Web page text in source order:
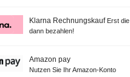
Klarna Rechnungskauf Erst
dann bezahlen!
Amazon pay
Nutzen Sie Ihr Amazon-Konto